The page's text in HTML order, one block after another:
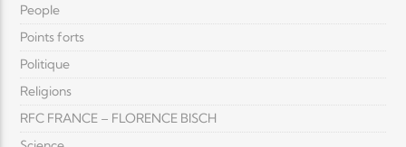
People
Points forts
Politique
Religions
RFC FRANCE – FLORENCE BISCH